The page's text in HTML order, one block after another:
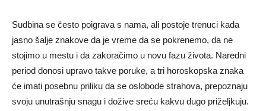
Sudbina se često poigrava s nama, ali postoje trenuci kada
jasno šalje znakove da je vreme da se pokrenemo, da ne
stojimo u mestu i da zakoračimo u novu fazu života. Naredni
period donosi upravo takve poruke, a tri horoskopska znaka
će imati posebnu priliku da se oslobode strahova, prepoznaju
svoju unutrašnju snagu i dožive sreću kakvu dugo priželjkuju.